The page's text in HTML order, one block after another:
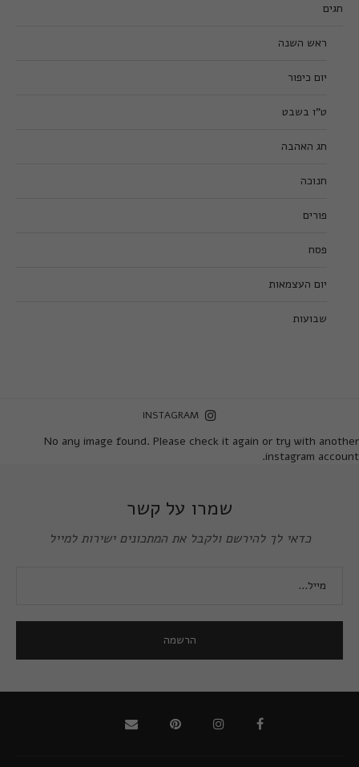
חגים
ראש השנה
יום כיפור
ט”ו בשבט
חג האהבה
חנוכה
פורים
פסח
יום העצמאות
שבועות
INSTAGRAM
No any image found. Please check it again or try with another
instagram account.
שמרו על קשר
כדאי לך להירשם ולקבל את המתכונים ישירות למייל